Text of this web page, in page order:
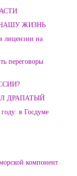
ЖИЗНЬ
лицензии на
переговоры
ДРАПАТЫЙ
в Госдуме
компонент